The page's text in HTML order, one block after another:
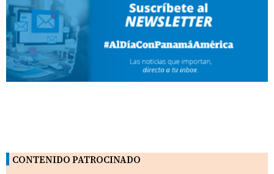
CONTENIDO PATROCINADO